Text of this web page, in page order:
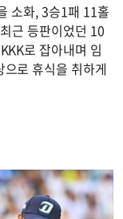
소화, 3승1패 11홀
근 등판이었던 10
로 잡아내며 임
로 휴식을 취하게